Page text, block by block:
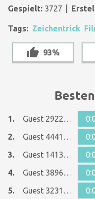
Gespielt: 3727
Tags: Zeichentrick
93%
1. Guest 29221299
2.
Guest 44411834
3.
Guest 14134026
4.
Guest 38969384
5.
Guest 32319774